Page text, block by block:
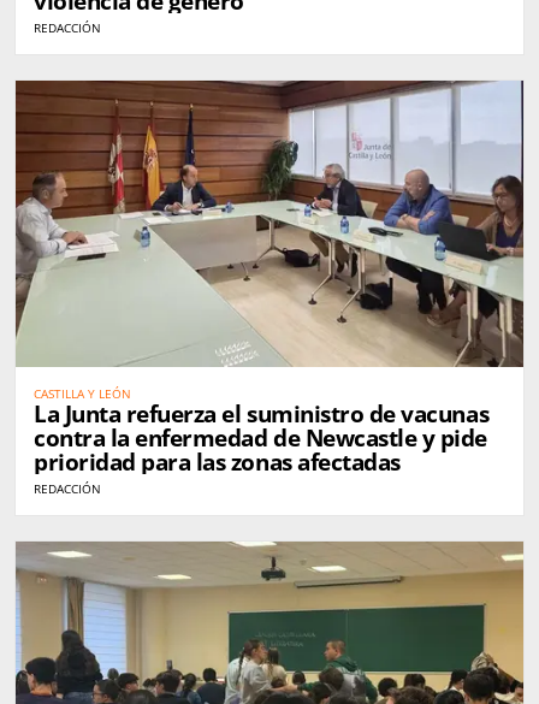
REDACCIÓN
CASTILLA Y LEÓN
La Junta refuerza el suministro de vacunas
contra la enfermedad de Newcastle y pide
prioridad para las zonas afectadas
REDACCIÓN